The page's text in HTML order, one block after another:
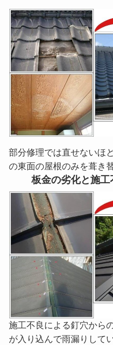
部分修理では直せないほ
の東面の屋根のみを葺き
板金の劣化と施工
施工不良による釘穴から
が入り込んで雨漏りして